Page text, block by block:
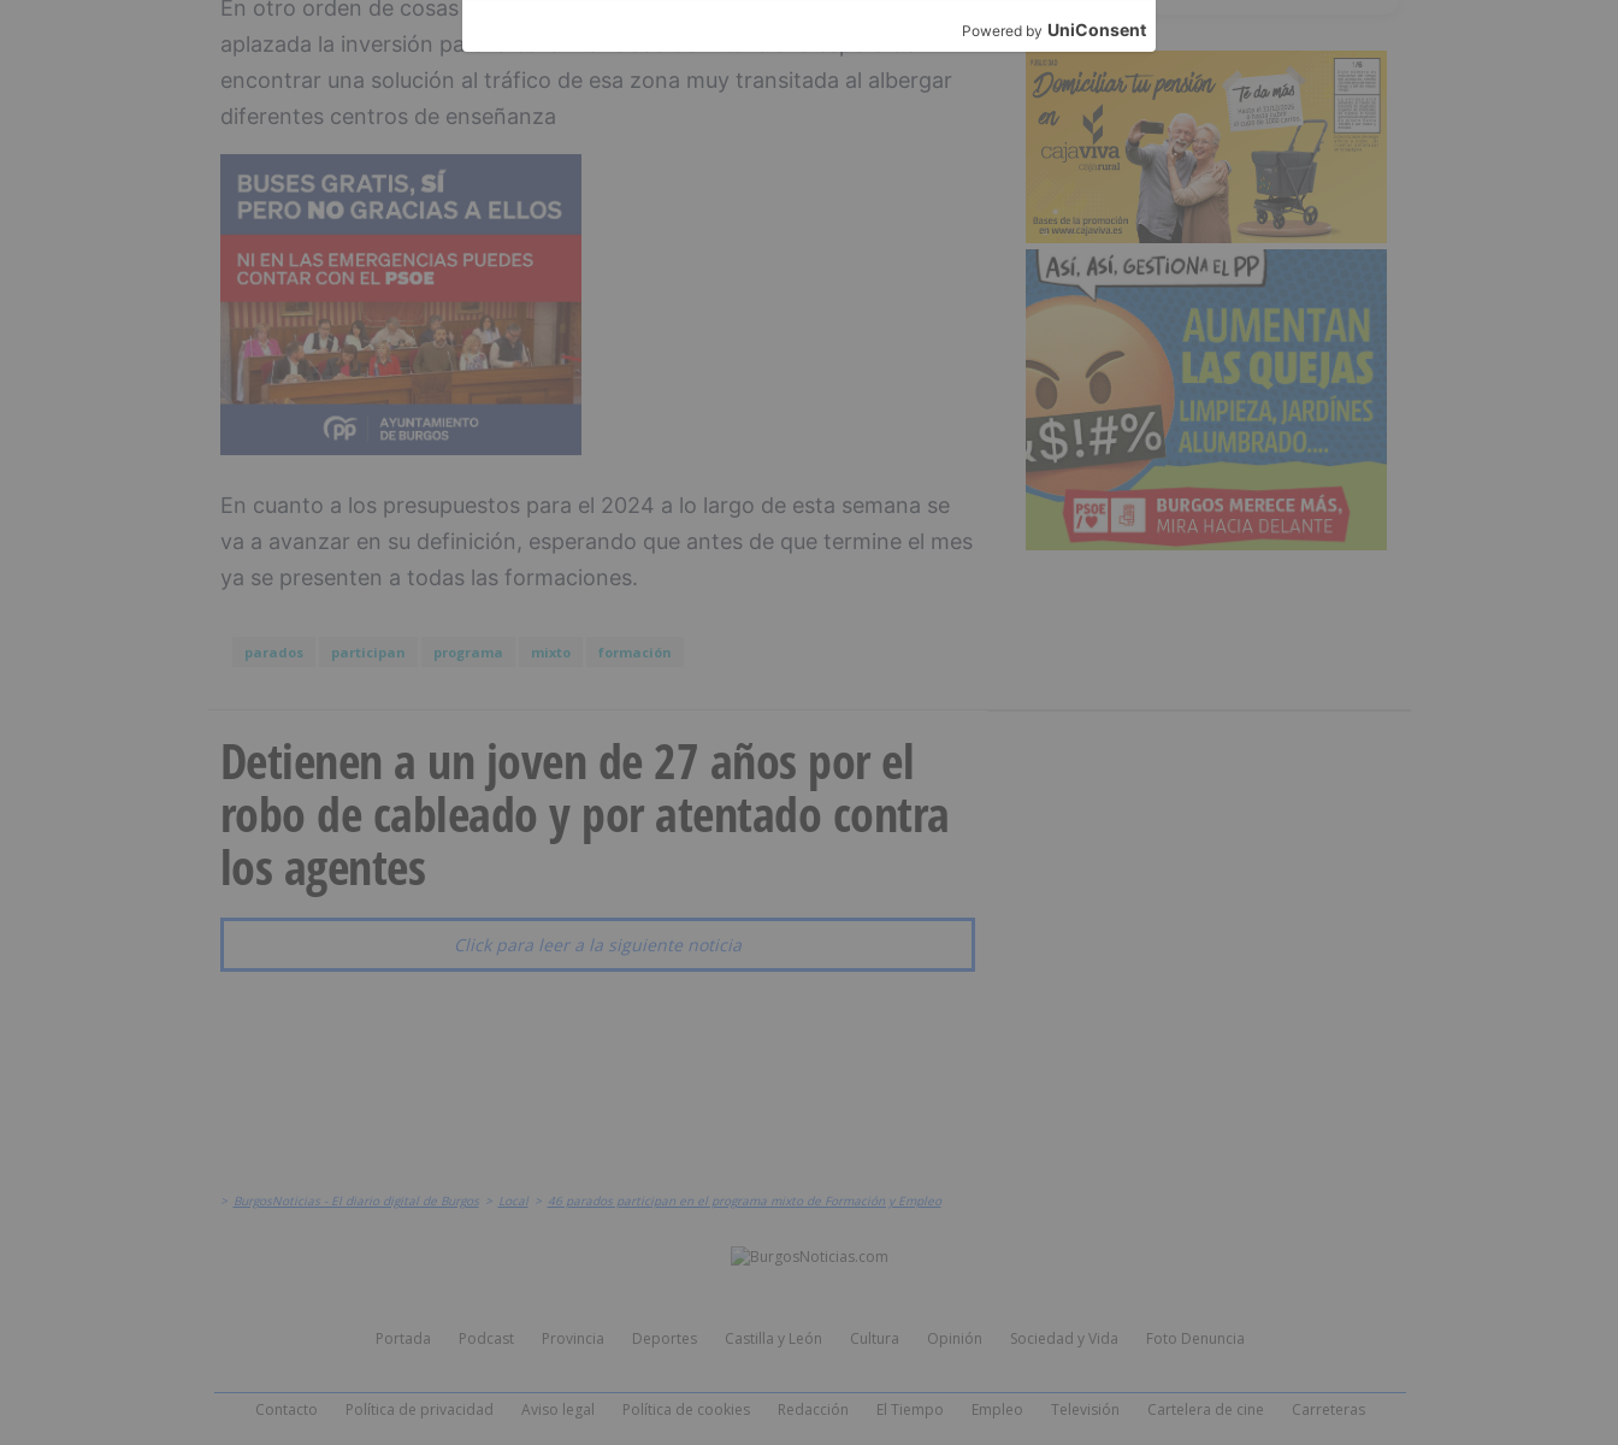
En otro orden de cosas se ha comentado que de momento sigue
aplazada la inversión para la calle Francisco de Vitoria a la espera de
encontrar una solución al tráfico de esa zona muy transitada al albergar
diferentes centros de enseñanza
En cuanto a los presupuestos para el 2024 a lo largo de esta semana se
va a avanzar en su definición, esperando que antes de que termine el mes
ya se presenten a todas las formaciones.
parados participan programa mixto formación
Detienen a un joven de 27 años por el
robo de cableado y por atentado contra
los agentes
Click para leer a la siguiente noticia
> BurgosNoticias - El diario digital de Burgos > Local > 46 parados participan en el programa mixto de Formación y Empleo
Portada Podcast Provincia Deportes Castilla y León Cultura Opinión Sociedad y Vida Foto Denuncia
Contacto Política de privacidad Aviso legal Política de cookies Redacción El Tiempo Empleo Televisión Cartelera de cine Carreteras